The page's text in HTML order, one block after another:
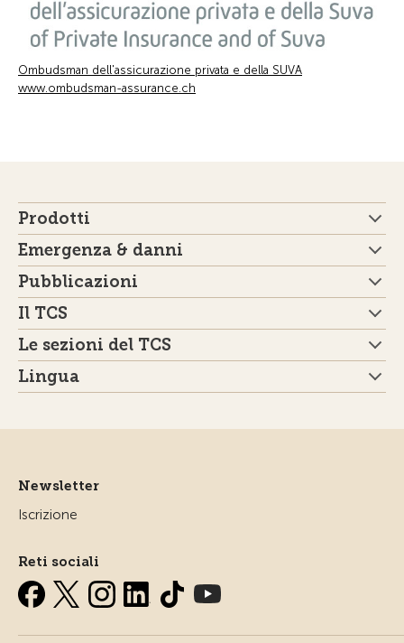
Ombudsman dell'assicurazione privata e della SUVA
www.ombudsman-assurance.ch
Prodotti
Emergenza & danni
Pubblicazioni
Il TCS
Le sezioni del TCS
Lingua
Newsletter
Iscrizione
Reti sociali